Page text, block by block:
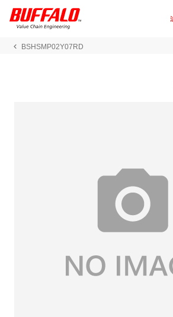
BSHSMP02Y07RD